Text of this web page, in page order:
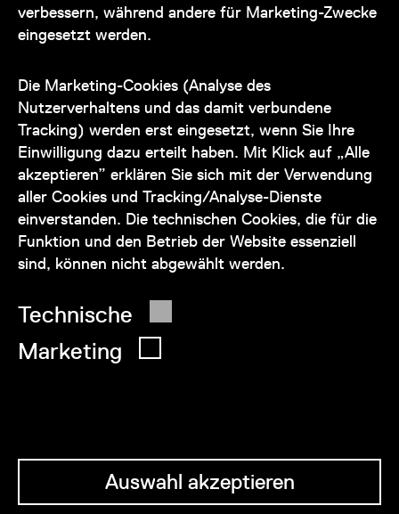
verbessern, während andere für Marketing-Zwecke
eingesetzt werden.
Die Marketing-Cookies (Analyse des
Nutzerverhaltens und das damit verbundene
Tracking) werden erst eingesetzt, wenn Sie Ihre
Einwilligung dazu erteilt haben. Mit Klick auf „Alle
akzeptieren” erklären Sie sich mit der Verwendung
aller Cookies und Tracking/Analyse-Dienste
einverstanden. Die technischen Cookies, die für die
Funktion und den Betrieb der Website essenziell
sind, können nicht abgewählt werden.
Technische
Marketing
Auswahl akzeptieren
zu den Öffnungszeiten des Museums
auch telefonisch zur Verfügung:
+43 1 505 87 47 85173
service@wienmuseum.at
© 2026 Wien Museum